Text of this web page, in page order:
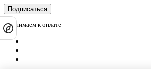
Подписаться
Принимаем к оплате